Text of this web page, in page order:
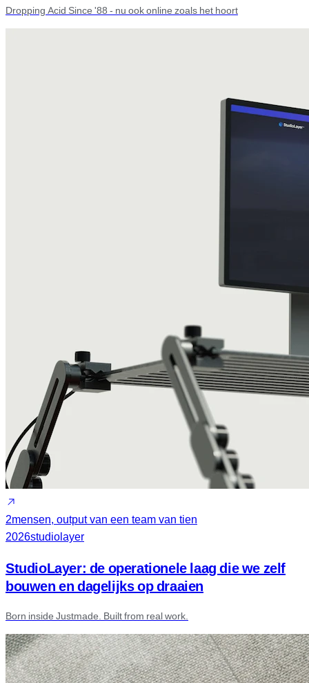
Dropping Acid Since '88 - nu ook online zoals het hoort
2mensen, output van een team van tien
2026studiolayer
StudioLayer: de operationele laag die we zelf
bouwen en dagelijks op draaien
Born inside Justmade. Built from real work.